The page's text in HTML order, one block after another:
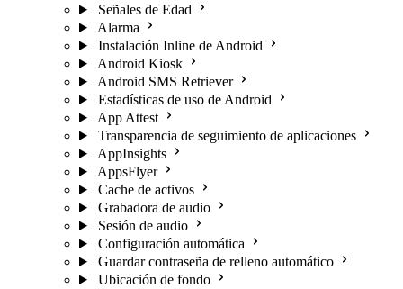
Señales de Edad
Alarma
Instalación Inline de Android
Android Kiosk
Android SMS Retriever
Estadísticas de uso de Android
App Attest
Transparencia de seguimiento de aplicaciones
AppInsights
AppsFlyer
Cache de activos
Grabadora de audio
Sesión de audio
Configuración automática
Guardar contraseña de relleno automático
Ubicación de fondo